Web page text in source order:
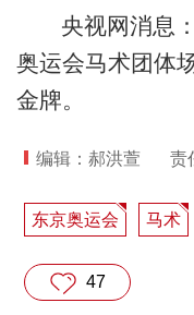
央视网消息
奥运会马术团体
金牌。
编辑：郝洪萱 责
东京奥运会 马术
47